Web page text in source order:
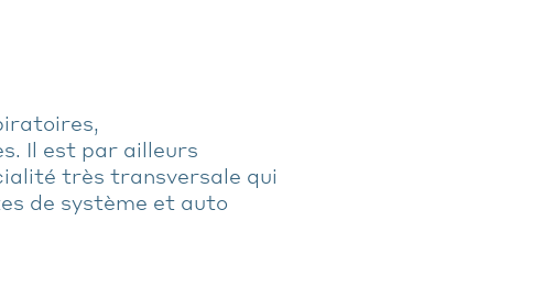
Il est par ailleurs
très transversale qui
de système et auto